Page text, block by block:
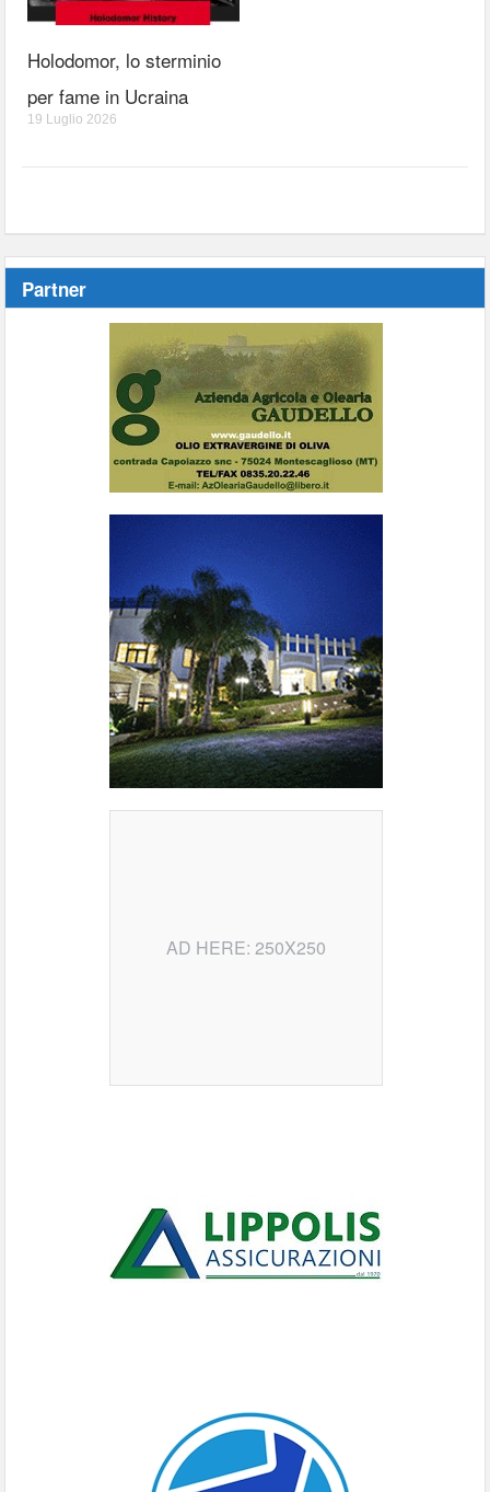
Holodomor, lo sterminio
per fame in Ucraina
19 Luglio 2026
Partner
AD HERE: 250X250